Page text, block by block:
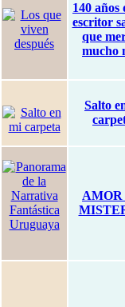
140 años
escritor
que
mucho
Salto